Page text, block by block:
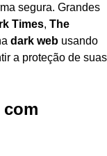
segura. Grandes
Times, The
dark web usando
a proteção de suas
com